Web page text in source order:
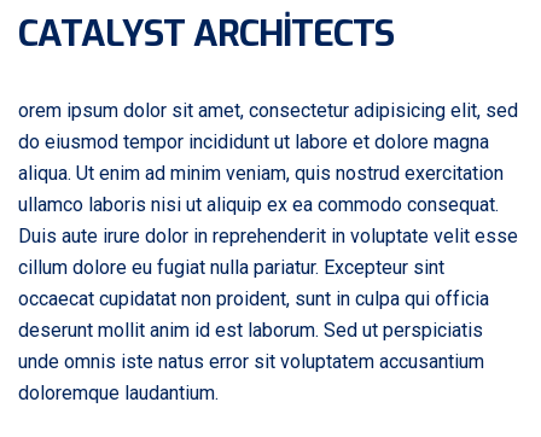
CATALYST ARCHITECTS
orem ipsum dolor sit amet, consectetur adipisicing elit, sed
do eiusmod tempor incididunt ut labore et dolore magna
aliqua. Ut enim ad minim veniam, quis nostrud exercitation
ullamco laboris nisi ut aliquip ex ea commodo consequat.
Duis aute irure dolor in reprehenderit in voluptate velit esse
cillum dolore eu fugiat nulla pariatur. Excepteur sint
occaecat cupidatat non proident, sunt in culpa qui officia
deserunt mollit anim id est laborum. Sed ut perspiciatis
unde omnis iste natus error sit voluptatem accusantium
doloremque laudantium.